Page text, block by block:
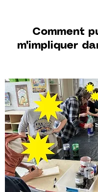
Comment
m'impliquer